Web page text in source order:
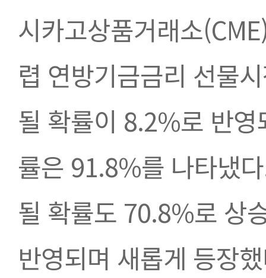
시카고상품거래소
렵 연방기금금리 선물
될 확률이 8.2%로 반
률은 91.8%를 나타냈
될 확률도 70.8%로 상
반영되며 새롭게 등장